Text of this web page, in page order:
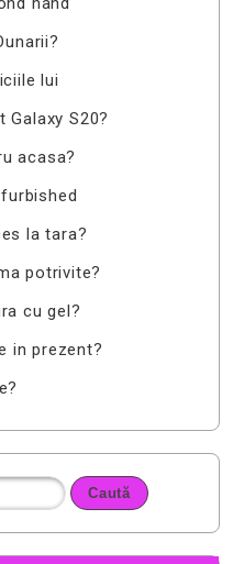
lui
S20?
acasa?
la tara?
potrivite?
cu gel?
in prezent?